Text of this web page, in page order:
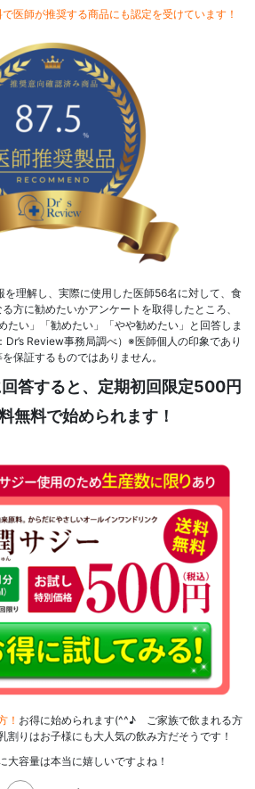
医師が推奨する商品にも認定を受けています！
理解し、実際に使用した医師56名に対して、食
方に勧めたいかアンケートを取得したところ、
たい」「勧めたい」「やや勧めたい」と回答しま
Review事務局調べ）※医師個人の印象であり
保証するものではありません。
答すると、定期初回限定500円
無料で始められます！
！ お得に始められます(^^♪ ご家族で飲まれる方
割りはお子様にも大人気の飲み方だそうです！
大容量は本当に嬉しいですよね！